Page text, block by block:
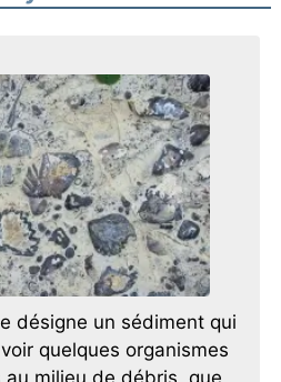
désigne un sédiment qui
quelques organismes